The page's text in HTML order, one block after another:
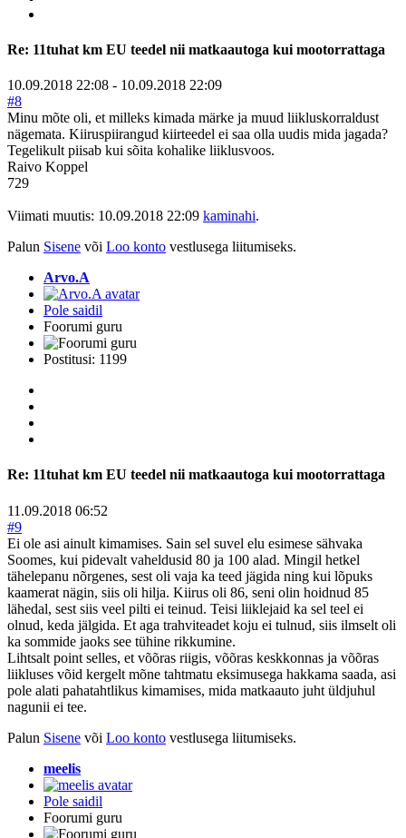
Re: 11tuhat km EU teedel nii matkaautoga kui mootorrattaga
10.09.2018 22:08 - 10.09.2018 22:09
#8
Minu mõte oli, et milleks kimada märke ja muud liikluskorraldust
nägemata. Kiiruspiirangud kiirteedel ei saa olla uudis mida jagada?
Tegelikult piisab kui sõita kohalike liiklusvoos.
Raivo Koppel
729
Viimati muutis: 10.09.2018 22:09 kaminahi.
Palun Sisene või Loo konto vestlusega liitumiseks.
Arvo.A
Pole saidil
Foorumi guru
Postitusi: 1199
Re: 11tuhat km EU teedel nii matkaautoga kui mootorrattaga
11.09.2018 06:52
#9
Ei ole asi ainult kimamises. Sain sel suvel elu esimese sähvaka
Soomes, kui pidevalt vaheldusid 80 ja 100 alad. Mingil hetkel
tähelepanu nõrgenes, sest oli vaja ka teed jägida ning kui lõpuks
kaamerat nägin, siis oli hilja. Kiirus oli 86, seni olin hoidnud 85
lähedal, sest siis veel pilti ei teinud. Teisi liiklejaid ka sel teel ei
olnud, keda jälgida. Et aga trahviteadet koju ei tulnud, siis ilmselt oli
ka sommide jaoks see tühine rikkumine.
Lihtsalt point selles, et võõras riigis, võõras keskkonnas ja võõras
liikluses võid kergelt mõne tahtmatu eksimusega hakkama saada, asi
pole alati pahatahtlikus kimamises, mida matkaauto juht üldjuhul
nagunii ei tee.
Palun Sisene või Loo konto vestlusega liitumiseks.
meelis
Pole saidil
Foorumi guru